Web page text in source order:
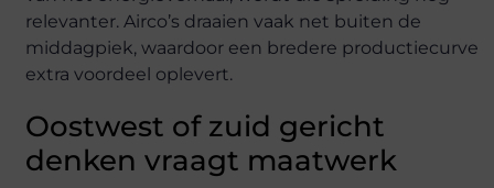
relevanter. Airco’s draaien vaak net buiten de
middagpiek, waardoor een bredere productiecurve
extra voordeel oplevert.
Oostwest of zuid gericht
denken vraagt maatwerk